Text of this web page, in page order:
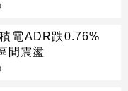
電ADR跌0.76%
間震盪